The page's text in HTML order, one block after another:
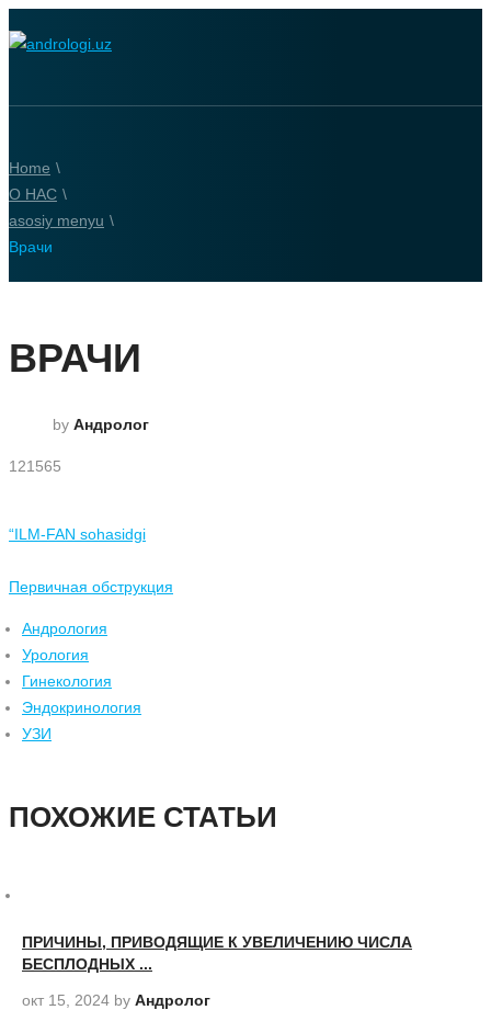
Home \
О НАС \
asosiy menyu \
Врачи
ВРАЧИ
by Андролог
121565
“ILM-FAN sohasidgi
Первичная обструкция
Андрология
Урология
Гинекология
Эндокринология
УЗИ
ПОХОЖИЕ СТАТЬИ
ПРИЧИНЫ, ПРИВОДЯЩИЕ К УВЕЛИЧЕНИЮ ЧИСЛА
БЕСПЛОДНЫХ ...
окт 15, 2024 by Андролог